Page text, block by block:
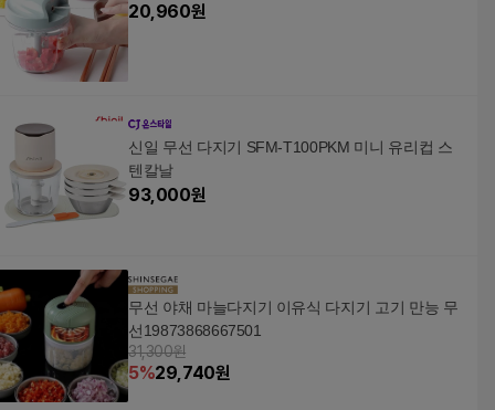
20,960원
신일 무선 다지기 SFM-T100PKM 미니 유리컵 스
텐칼날
93,000원
무선 야채 마늘다지기 이유식 다지기 고기 만능 무
선19873868667501
31,300원
5%29,740원